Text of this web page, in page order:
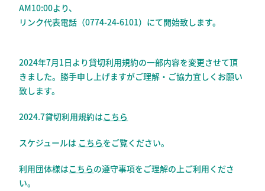
AM10:00より、
リンク代表電話（0774-24-6101）にて開始致します。
2024年7月1日より貸切利用規約の一部内容を変更させて頂
きました。勝手申し上げますがご理解・ご協力宜しくお願い
致します。
2024.7貸切利用規約はこちら
スケジュールは こちらをご覧ください。
利用団体様はこちらの遵守事項をご理解の上ご利用くださ
い。